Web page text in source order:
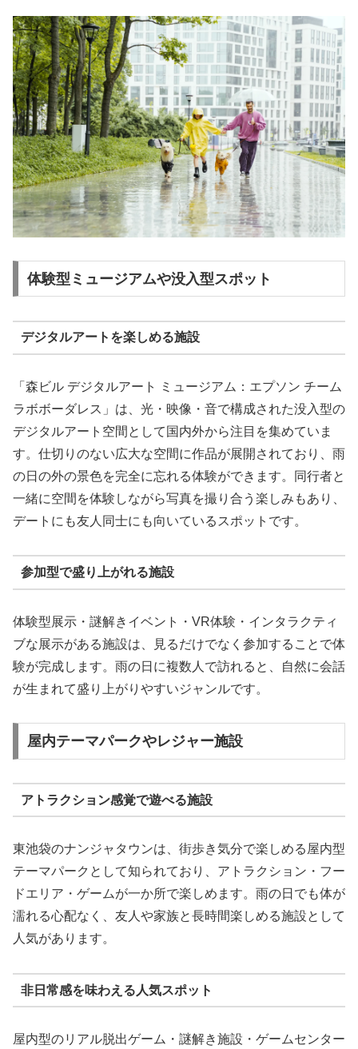
体験型ミュージアムや没入型スポット
デジタルアートを楽しめる施設
「森ビル デジタルアート ミュージアム：エプソン チーム
ラボボーダレス」は、光・映像・音で構成された没入型の
デジタルアート空間として国内外から注目を集めていま
す。仕切りのない広大な空間に作品が展開されており、雨
の日の外の景色を完全に忘れる体験ができます。同行者と
一緒に空間を体験しながら写真を撮り合う楽しみもあり、
デートにも友人同士にも向いているスポットです。
参加型で盛り上がれる施設
体験型展示・謎解きイベント・VR体験・インタラクティ
ブな展示がある施設は、見るだけでなく参加することで体
験が完成します。雨の日に複数人で訪れると、自然に会話
が生まれて盛り上がりやすいジャンルです。
屋内テーマパークやレジャー施設
アトラクション感覚で遊べる施設
東池袋のナンジャタウンは、街歩き気分で楽しめる屋内型
テーマパークとして知られており、アトラクション・フー
ドエリア・ゲームが一か所で楽しめます。雨の日でも体が
濡れる心配なく、友人や家族と長時間楽しめる施設として
人気があります。
非日常感を味わえる人気スポット
屋内型のリアル脱出ゲーム・謎解き施設・ゲームセンター